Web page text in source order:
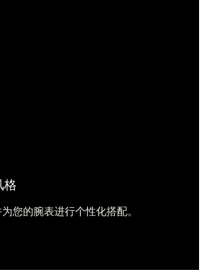
格
您的腕表进行个性化搭配。